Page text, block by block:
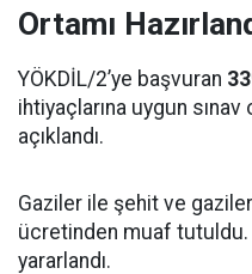
Ortamı
YÖKDİL/2’ye başvuran
ihtiyaçlarına uygun
açıklandı.
Gaziler ile şehit ve
ücretinden muaf tutuldu.
yararlandı.